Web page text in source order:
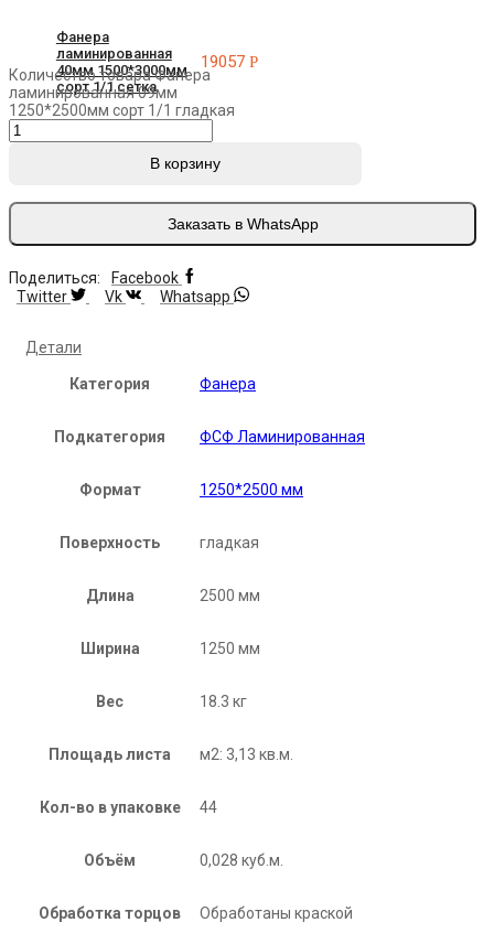
Фанера
ламинированная
40мм 1500*3000мм
сорт 1/1 сетка
19057Р
Количество товара Фанера
ламинированная 09мм
1250*2500мм сорт 1/1 гладкая
В корзину
Заказать в WhatsApp
Поделиться:
Facebook
Twitter
Vk Whatsapp
Детали
Категория Фанера
Подкатегория ФСФ Ламинированная
Формат 1250*2500 мм
Поверхность гладкая
Длина 2500 мм
Ширина 1250 мм
Вес 18.3 кг
Площадь листа м2: 3,13 кв.м.
Кол-во в упаковке 44
Объём 0,028 куб.м.
Обработка торцов Обработаны краской